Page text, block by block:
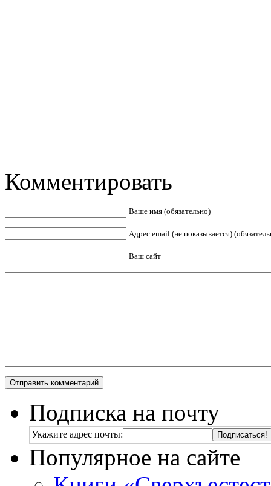
Комментировать
Ваше имя (обязательно)
Адрес email (не показывается)
Ваш сайт
Подписка на почту
Укажите адрес почты:
Популярное на сайте